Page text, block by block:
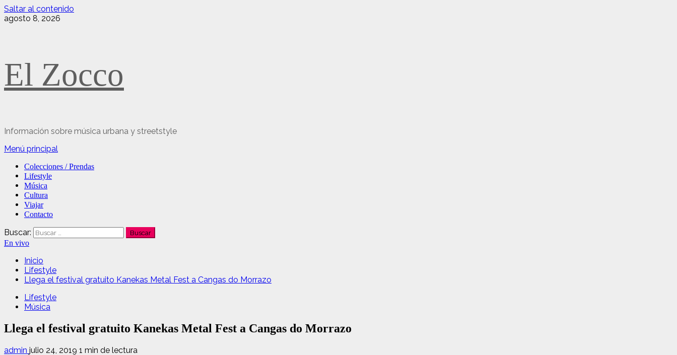
Saltar al contenido
agosto 8, 2026
El Zocco
Información sobre música urbana y streetstyle
Menú principal
Colecciones / Prendas
Lifestyle
Música
Cultura
Viajar
Contacto
Buscar:
En vivo
Inicio
Lifestyle
Llega el festival gratuito Kanekas Metal Fest a Cangas do Morrazo
Lifestyle
Música
Llega el festival gratuito Kanekas Metal Fest a Cangas do Morrazo
admin julio 24, 2019 1 min de lectura